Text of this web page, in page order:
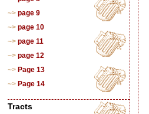
page 9
page 10
page 11
page 12
Page 13
Page 14
Tracts